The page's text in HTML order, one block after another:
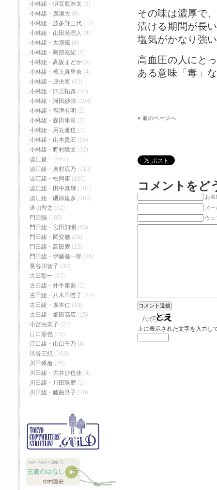
その味は濃厚で
漬ける期間が長
塩気がかなり強
高血圧の人にと
ある意味「毒」
«前のページへ
コメントをど
お名
メ
ウェ
上に表示された文字を入力し
小林組・伊豆原浩太 (8)
小林組・廣瀬大 (8)
小林組・波多野三代 (12)
小林組・山田英理人 (4)
小林組・大瀧篤 (4)
小林組・阿部友紀 (8)
小林組・高阪まどか (8)
小林組・檀上真里奈 (4)
小林組・原央海 (42)
小林組・四宮拓真 (34)
小林組・河田紗弥 (104)
小林組・得津有明 (2)
小林組・森田隼司 (2)
小林組・用丸雅也 (1)
小林組・山本貴宏 (34)
小林組・野村隆文 (32)
澁江俊一 (667)
澁江組・奥村広乃 (113)
澁江組・松岡康 (106)
澁江組・田中真輝 (101)
澁江組・磯部建多 (102)
道山智之 (61)
門田陽 (189)
門田組・宮田知明 (63)
門田組・岡安徹 (26)
門田組・高田麦 (12)
門田組・伊藤健一郎 (86)
長谷川智子 (30)
古田彰一 (57)
古田組・井手康喬 (1)
古田組・八木田杏子 (27)
古田組・坂本仁 (10)
古田組・細田高広 (15)
小宮由美子 (21)
江口順也 (15)
江口組・山口千乃 (4)
渋谷三紀 (163)
川田琢磨 (25)
川田組・堀井沙也佳 (4)
川田組・川田琢磨 (1)
川田組・藤曲旦子 (10)